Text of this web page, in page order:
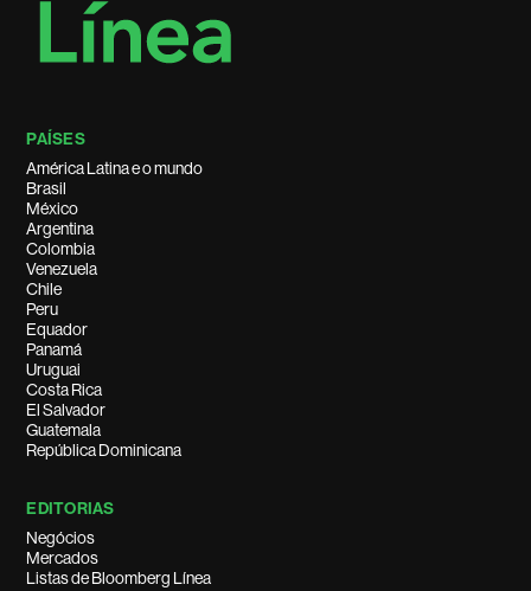
PAÍSES
América Latina e o mundo
Brasil
México
Argentina
Colombia
Venezuela
Chile
Peru
Equador
Panamá
Uruguai
Costa Rica
El Salvador
Guatemala
República Dominicana
EDITORIAS
Negócios
Mercados
Listas de Bloomberg Línea